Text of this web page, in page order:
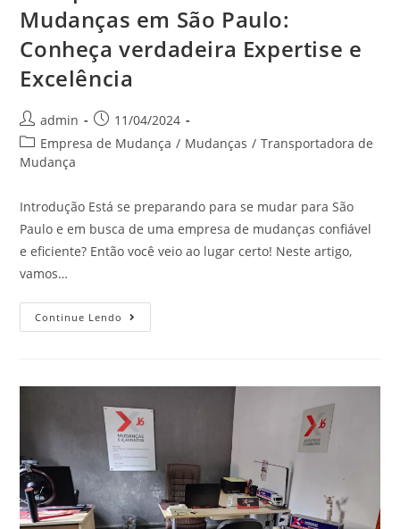
Mudanças em São Paulo:
Conheça verdadeira Expertise e
Excelência
admin
11/04/2024
Empresa de Mudança / Mudanças / Transportadora de
Mudança
Introdução Está se preparando para se mudar para São
Paulo e em busca de uma empresa de mudanças confiável
e eficiente? Então você veio ao lugar certo! Neste artigo,
vamos…
Continue Lendo